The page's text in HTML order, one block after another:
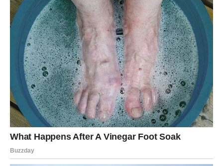
Ribe su znak koji često oseća više nego što govori, i koji
se zaljubljuje u energiju, u pogled, u osećaj, u ono
nevidljivo, pa nije čudno što baš vi u narednim danima
možete doživeti susret koji će izgledati kao scena iz sna,
ali će imati vrlo realne posledice po vaš život. Ovo je
susret koji dolazi onda kada ste umorni od razočaranja,
kada ste možda izgubili veru da postoji neko ko vas
razume, i baš tada sudbina šalje osobu koja vas “vidi” –
ne samo spolja, nego iznutra.
Ovaj susret može doći kroz kreativnost, umetnost,
muziku, društvene mreže, neko putovanje ili spontani
događaj, ali ono što će biti najjače jeste osećaj duhovne